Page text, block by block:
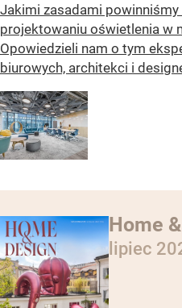
Jakimi zasadami
projektowaniu oświetlenia w
Opowiedzieli nam o tym
biurowych, architekci i
Home
lipiec